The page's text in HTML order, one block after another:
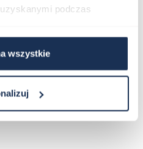
podczas
wszystkie
Casio Sport AQ-230GA-
03311457